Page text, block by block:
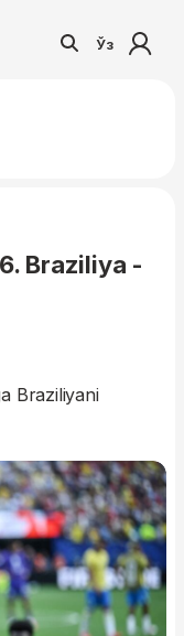
Ўз
Braziliya -
Braziliyani